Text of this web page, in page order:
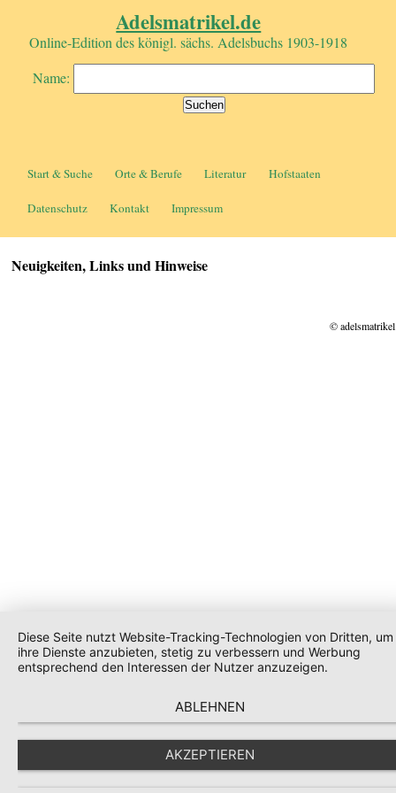
Adelsmatrikel.de
Online-Edition des königl. sächs. Adelsbuchs 1903-1918
Name:
Start & Suche Orte & Berufe Literatur Hofstaaten
Datenschutz Kontakt Impressum
Neuigkeiten, Links und Hinweise
©
Diese Seite nutzt Website-Tracking-Technologien von Dritten, um
ihre Dienste anzubieten, stetig zu verbessern und Werbung
entsprechend den Interessen der Nutzer anzuzeigen.
ABLEHNEN
AKZEPTIEREN